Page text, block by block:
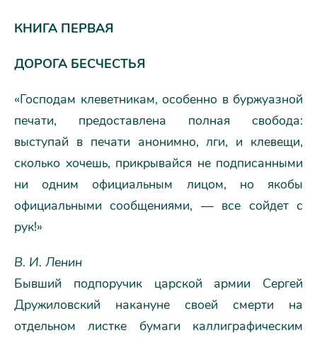
КНИГА ПЕРВАЯ
ДОРОГА БЕСЧЕСТЬЯ
«Господам клеветникам, особенно в буржуазной
печати, предоставлена полная свобода:
выступай в печати анонимно, лги, и клевещи,
сколько хочешь, прикрывайся не подписанными
ни одним официальным лицом, но якобы
официальными сообщениями, — все сойдет с
рук!»
В. И. Ленин
Бывший подпоручик царской армии Сергей
Дружиловский накануне своей смерти на
отдельном листке бумаги каллиграфическим